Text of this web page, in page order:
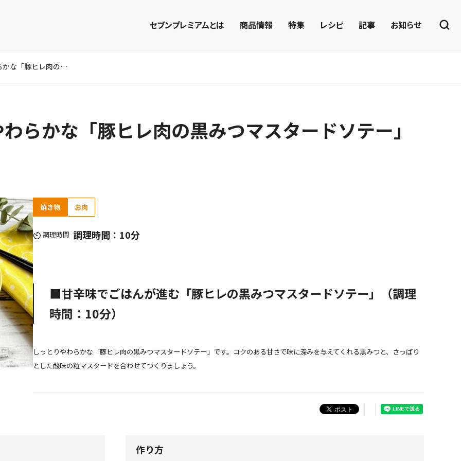
セブンプレミアムとは 商品情報 特集 レシピ 記事 お知らせ
こっくり濃厚！ やわらかな「豚ヒレ肉の黒みつマスタードソテー」レシピ
らかな「豚ヒレ肉の黒みつマスタードソテー」
焼き物 お肉
調理時間 調理時間：10分
■甘辛味でごはんが進む「豚ヒレの黒みつマスタードソテー」（調理
時間：10分）
しっとりやわらかな「豚ヒレ肉の黒みつマスタードソテー」です。コクのある甘さで味に深みを与えてくれる黒みつと、さっぱり
とした酸味の粒マスタードを合わせてつくりましょう。
作り方